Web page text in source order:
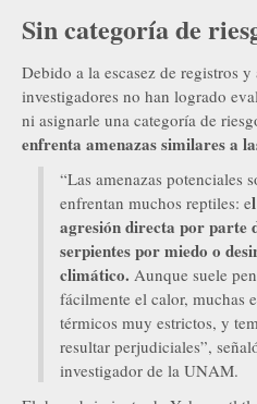
Sin categoría de
Debido a la escasez de registros
investigadores no han logrado
ni asignarle una categoría de
enfrenta amenazas similares a
“Las amenazas potenciales
enfrentan muchos reptiles: e
agresión directa por parte
serpientes por miedo o
climático. Aunque suele
fácilmente el calor, muchas
térmicos muy estrictos, y
resultar perjudiciales”,
investigador de la UNAM.